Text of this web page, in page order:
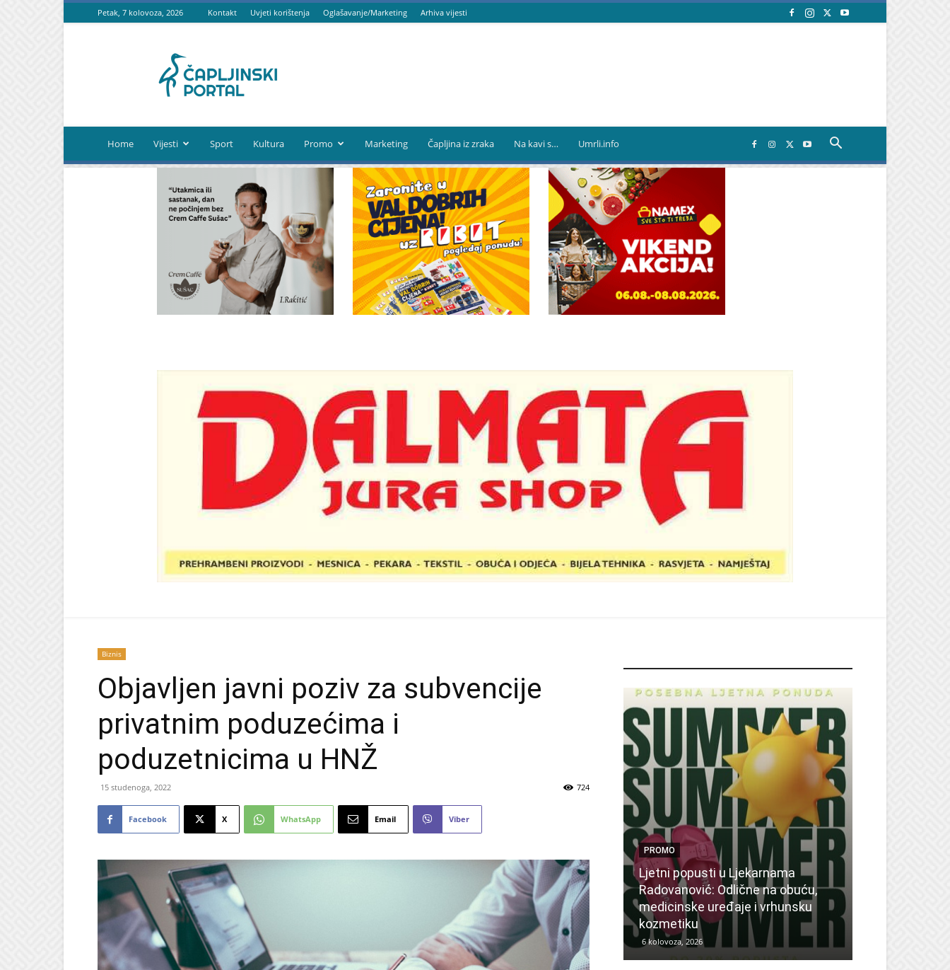
Petak, 7 kolovoza, 2026 Kontakt Uvjeti korištenja Oglašavanje/Marketing Arhiva vijesti
portal
Home Vijesti Sport Kultura Promo Marketing Čapljina iz zraka Na kavi s… Umrli.info
Biznis
Objavljen javni poziv za subvencije
privatnim poduzećima i
poduzetnicima u HNŽ
15 studenoga, 2022 724
Facebook X WhatsApp Email Viber
PROMO
Ljetni popusti u Ljekarnama
Radovanović: Odlične na obuću,
medicinske uređaje i vrhunsku
kozmetiku
6 kolovoza, 2026